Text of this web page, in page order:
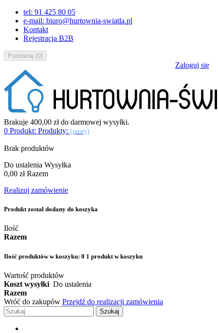
tel: 91 425 80 05
e-mail: biuro@hurtownia-swiatla.pl
Kontakt
Rejestracja B2B
Porównaj (0)
Zaloguj się
Brakuje 400,00 złdo darmowej wysyłki.
0 Produkt: Produkty: (pusty)
Brak produktów
Do ustalenia Wysyłka
0,00 zł Razem
Realizuj zamówienie
Produkt został dodany do koszyka
Ilość
Razem
Ilość produktów w koszyku: 0 1 produkt w koszyku
Wartość produktów
Koszt wysyłki Do ustalenia
Razem
Wróć do zakupów Przejdź do realizacji zamówienia
Szukaj